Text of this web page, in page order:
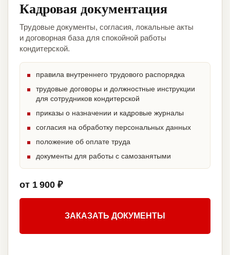
Кадровая документация
Трудовые документы, согласия, локальные акты
и договорная база для спокойной работы
кондитерской.
правила внутреннего трудового распорядка
трудовые договоры и должностные инструкции
для сотрудников кондитерской
приказы о назначении и кадровые журналы
согласия на обработку персональных данных
положение об оплате труда
документы для работы с самозанятыми
от 1 900 ₽
ЗАКАЗАТЬ ДОКУМЕНТЫ